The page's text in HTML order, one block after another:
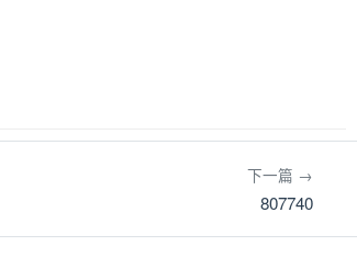
下一篇 →
807740